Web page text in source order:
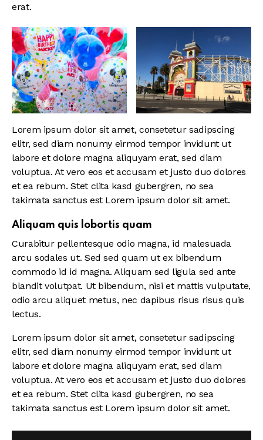
erat.
Lorem ipsum dolor sit amet, consetetur sadipscing
elitr, sed diam nonumy eirmod tempor invidunt ut
labore et dolore magna aliquyam erat, sed diam
voluptua. At vero eos et accusam et justo duo dolores
et ea rebum. Stet clita kasd gubergren, no sea
takimata sanctus est Lorem ipsum dolor sit amet.
Aliquam quis lobortis quam
Curabitur pellentesque odio magna, id malesuada
arcu sodales ut. Sed sed quam ut ex bibendum
commodo id id magna. Aliquam sed ligula sed ante
blandit volutpat. Ut bibendum, nisi et mattis vulputate,
odio arcu aliquet metus, nec dapibus risus risus quis
lectus.
Lorem ipsum dolor sit amet, consetetur sadipscing
elitr, sed diam nonumy eirmod tempor invidunt ut
labore et dolore magna aliquyam erat, sed diam
voluptua. At vero eos et accusam et justo duo dolores
et ea rebum. Stet clita kasd gubergren, no sea
takimata sanctus est Lorem ipsum dolor sit amet.